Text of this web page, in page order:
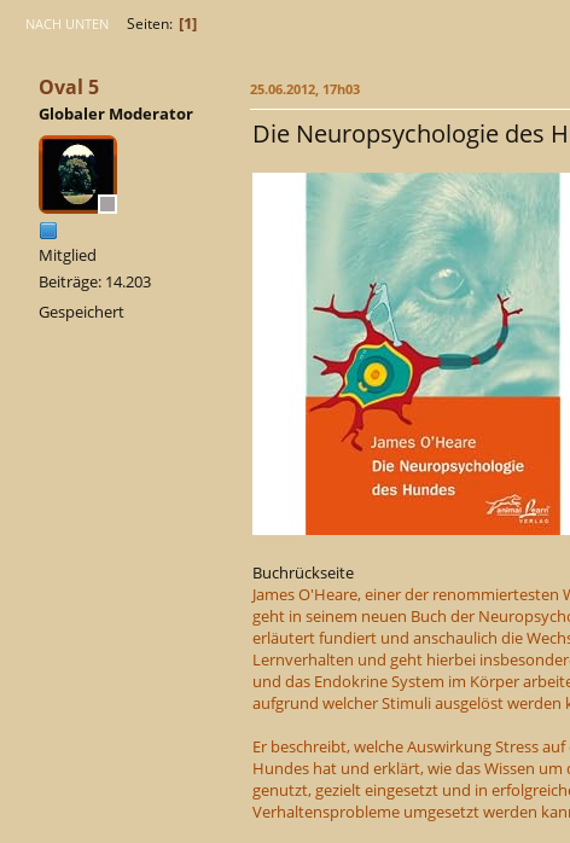
NACH UNTEN Seiten 1
Oval 5
Globaler Moderator
Mitglied
Beiträge: 14.203
Gespeichert
25.06.2012, 17h03
Die Neuropsychologie des
Buchrückseite
James O'Heare, einer der
geht in seinem neuen Buch der
erläutert fundiert und anschaulich die
Lernverhalten und geht hierbei
und das Endokrine System im Körper
aufgrund welcher Stimuli ausgelöst werden
Er beschreibt, welche Auswirkung Stress
Hundes hat und erklärt, wie das Wissen
genutzt, gezielt eingesetzt und in
Verhaltensprobleme umgesetzt werden